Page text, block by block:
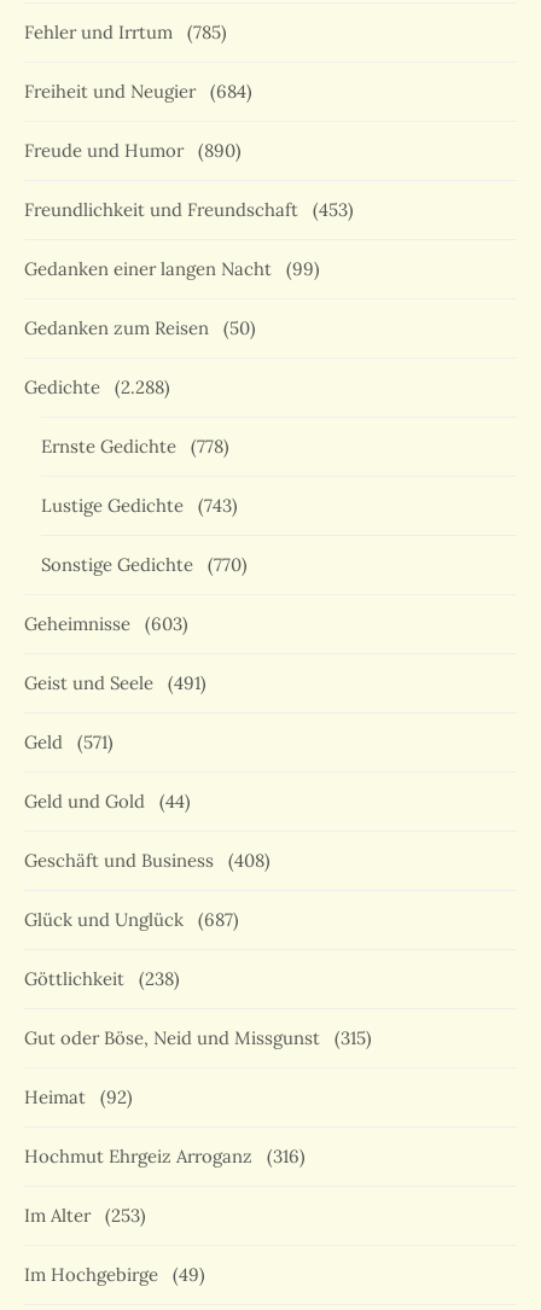
Fehler und Irrtum (785)
Freiheit und Neugier (684)
Freude und Humor (890)
Freundlichkeit und Freundschaft (453)
Gedanken einer langen Nacht (99)
Gedanken zum Reisen (50)
Gedichte (2.288)
Ernste Gedichte (778)
Lustige Gedichte (743)
Sonstige Gedichte (770)
Geheimnisse (603)
Geist und Seele (491)
Geld (571)
Geld und Gold (44)
Geschäft und Business (408)
Glück und Unglück (687)
Göttlichkeit (238)
Gut oder Böse, Neid und Missgunst (315)
Heimat (92)
Hochmut Ehrgeiz Arroganz (316)
Im Alter (253)
Im Hochgebirge (49)